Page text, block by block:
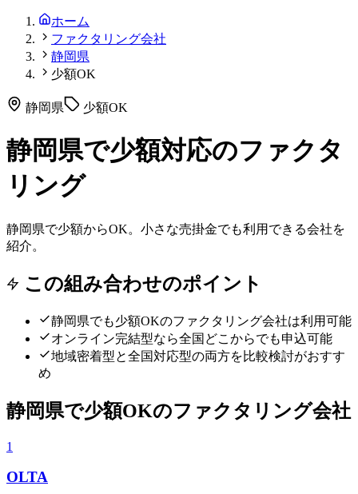
ホーム
ファクタリング会社
静岡県
少額OK
静岡県 少額OK
静岡県で少額対応のファクタ
リング
静岡県で少額からOK。小さな売掛金でも利用できる会社を
紹介。
この組み合わせのポイント
静岡県でも少額OKのファクタリング会社は利用可能
オンライン完結型なら全国どこからでも申込可能
地域密着型と全国対応型の両方を比較検討がおすす
め
静岡県で少額OKのファクタリング会社
1
OLTA